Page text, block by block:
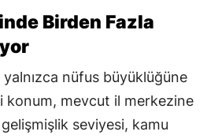
Birden Fazla
yalnızca nüfus büyüklüğüne
konum, mevcut il merkezine
seviyesi, kamu